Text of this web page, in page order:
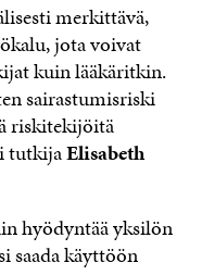
merkittävä,
jota voivat
kuin lääkäritkin.
sairastumisriski
riskitekijöitä
tutkijaElisabeth
hyödyntää yksilön
saada käyttöön